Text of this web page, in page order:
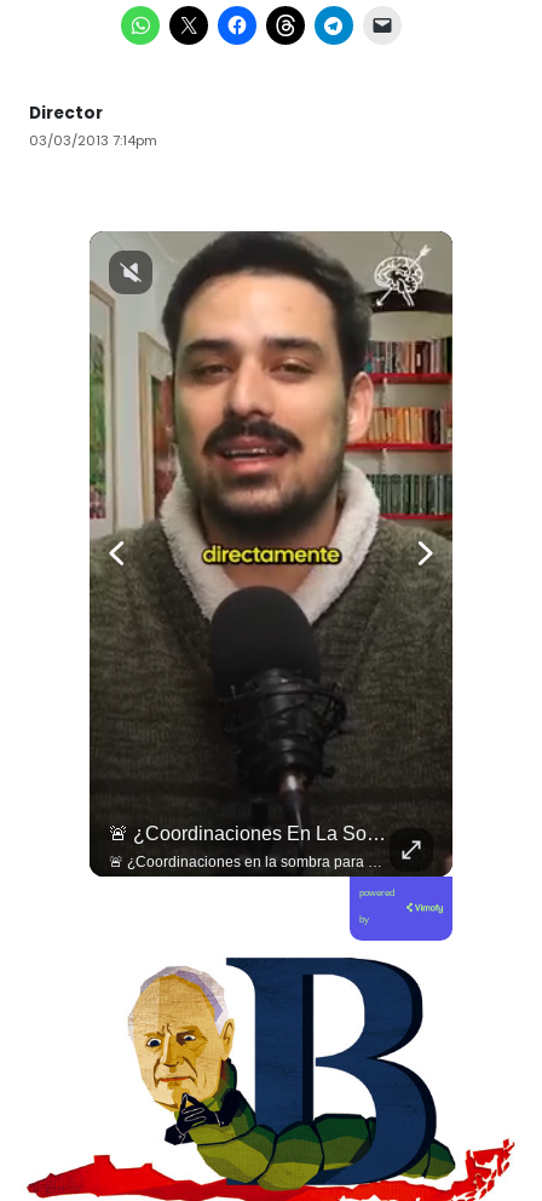
Director
03/03/2013 7:14pm
🚨 ¿Coordinaciones En La Sombra Para Blindar Una Candidatura Presidencial?
🚨 ¿Coordinaciones en la sombra para blindar una candidatura presidencial? Nuevos chats salpican a Andrés Chadwick. 🇨🇱⚖️ Mensajes incautados por la Fiscalía revelan que el exministro operó junto a Luis Hermosilla para preparar a testigos clave en la causa por coimas de LAN en 2009. Las conversaciones desmienten la versión de Chadwick sobre haberse enterado del caso por la prensa, exponiendo una estrategia judicial y comunicacional para evitar que el escándalo de información privilegiada y pagos indebidos afectara la carrera de Sebastián Piñera a La Moneda. 📲💣 🎥 Revisa el desglose completo de los chats y los detalles del reportaje en elciudadano.com 🔗 (Link en la biografía). ¿Qué impacto crees que tienen estas revelaciones en la trastienda del poder político? Te leemos en los comentarios. 💬👇🏼
powered
by